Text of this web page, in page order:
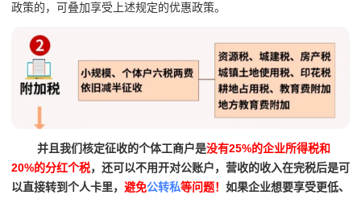
政策的，可叠加享受上述规定的优惠政策。
并且我们核定征收的个体工商户是没有25%的企业所得税和
20%的分红个税，还可以不用开对公账户，营收的收入在完税后是可
以直接转到个人卡里， 避免公转私等问题！ 如果企业想要享受更低、